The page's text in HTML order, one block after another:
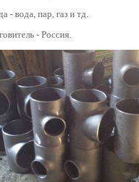
- вода, пар, газ и тд.
- Россия.